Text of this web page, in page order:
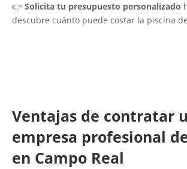
👉 Solicita tu presupuesto personalizado
descubre cuánto puede costar la piscina
Ventajas de contratar
empresa profesional
en Campo Real